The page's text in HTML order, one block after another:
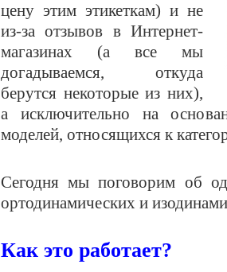
цену этим этикеткам) и не
из-за отзывов в Интернет-
магазинах (а все мы
догадываемся, откуда
берутся некоторые из них),
а исключительно на
моделей, относящихся к
Сегодня мы поговорим об
ортодинамических и
Как это работает?